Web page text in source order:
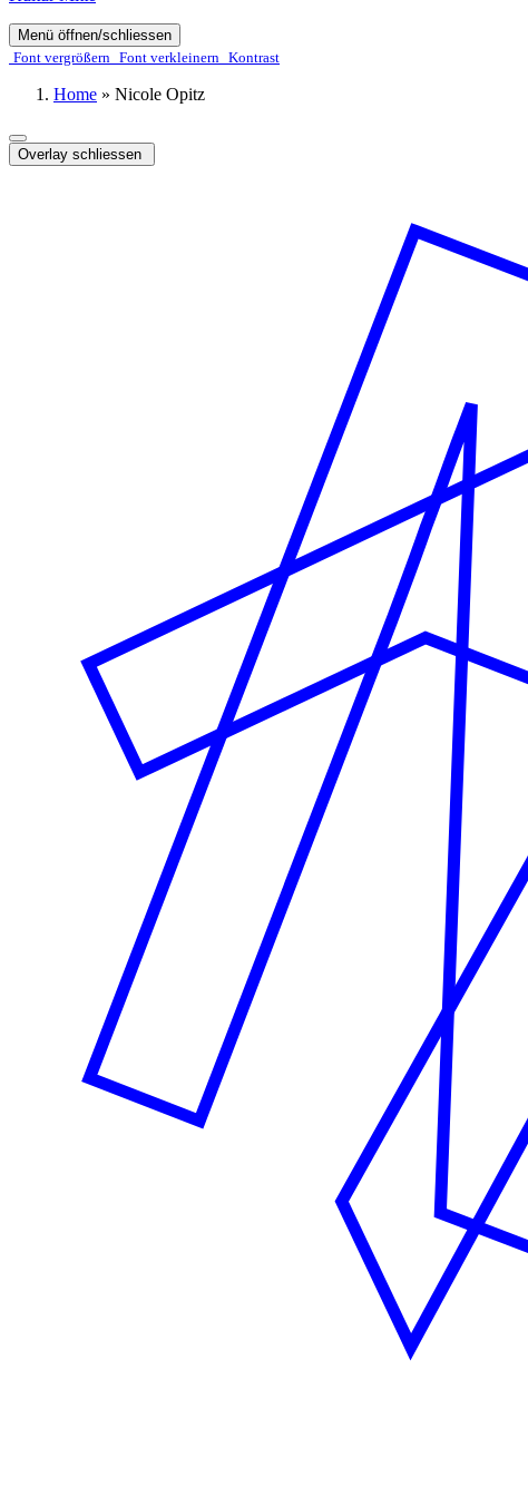
Menü öffnen/schliessen
Font ver­­größern Font ver­­kleinern Kontrast
Home » Nicole Opitz
Overlay schliessen